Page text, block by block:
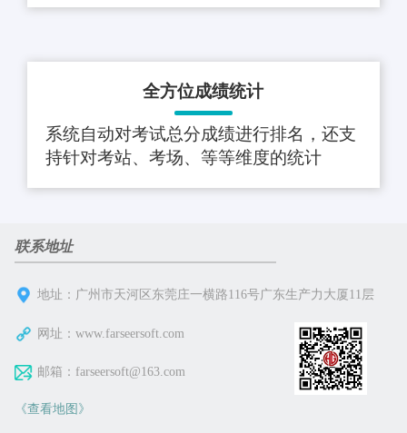
全方位成绩统计
系统自动对考试总分成绩进行排名，还支
持针对考站、考场、等等维度的统计
联系地址
地址：广州市天河区东莞庄一横路116号广东生产力大厦11层
网址： www.farseersoft.com
邮箱：farseersoft@163.com
《查看地图》